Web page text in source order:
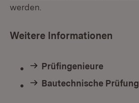
werden.
Weitere Informationen
Prüfingenieure
Bautechnische Prüfung